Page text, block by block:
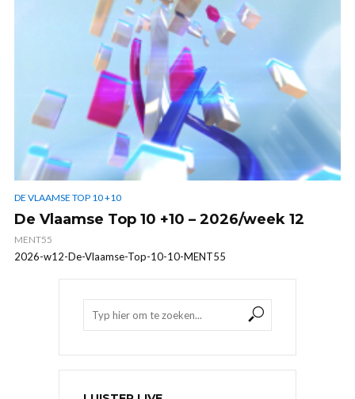
DE VLAAMSE TOP 10 +10
De Vlaamse Top 10 +10 – 2026/week 12
MENT55
2026-w12-De-Vlaamse-Top-10-10-MENT55